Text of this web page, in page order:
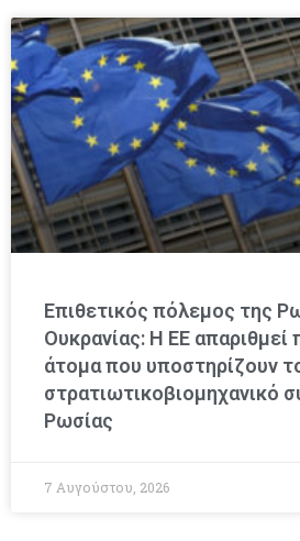
Επιθετικός πόλεμος της
Ουκρανίας: Η ΕΕ απαριθμεί
άτομα που υποστηρίζουν
στρατιωτικοβιομηχανικό
Ρωσίας
7 Αυγούστου, 2026